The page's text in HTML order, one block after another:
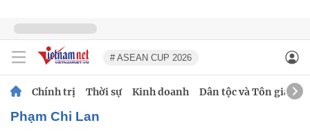
# ASEAN CUP 2026
Chính trị Thời sự Kinh doanh Dân tộc và Tôn giáo
Phạm Chi Lan